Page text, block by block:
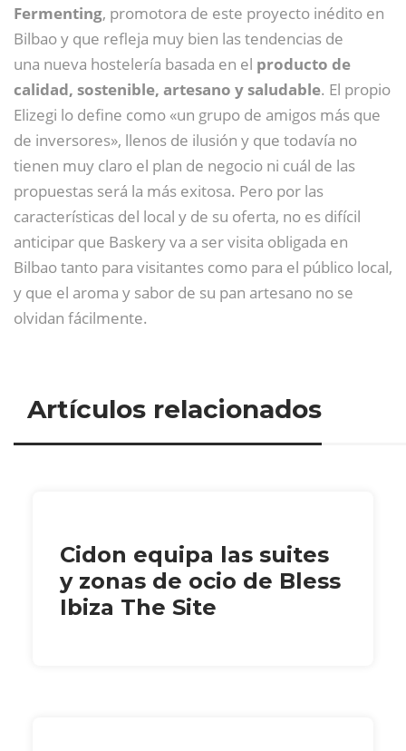
Fermenting, promotora de este proyecto inédito en
Bilbao y que refleja muy bien las tendencias de
una nueva hostelería basada en el producto de
calidad, sostenible, artesano y saludable. El propio
Elizegi lo define como «un grupo de amigos más que
de inversores», llenos de ilusión y que todavía no
tienen muy claro el plan de negocio ni cuál de las
propuestas será la más exitosa. Pero por las
características del local y de su oferta, no es difícil
anticipar que Baskery va a ser visita obligada en
Bilbao tanto para visitantes como para el público local,
y que el aroma y sabor de su pan artesano no se
olvidan fácilmente.
Artículos relacionados
Cidon equipa las suites
y zonas de ocio de Bless
Ibiza The Site